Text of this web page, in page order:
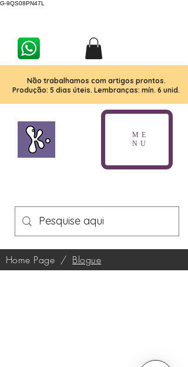
G-9QS08PN47L
Não trabalhamos com artigos prontos.
Produção: 5 dias úteis. Lembranças: mín. 6 unid.
ME
NU
Home Page / Blogue